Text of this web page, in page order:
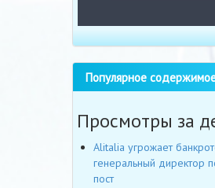
Популярное
Просмотры за
Alitalia угрожает
генеральный директор
пост